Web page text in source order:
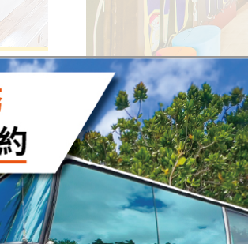
寶貝樓中樓
挑高空間，擴大歡樂，
快來
房型介紹
ROOMS